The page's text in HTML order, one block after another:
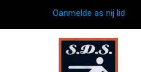
Oanmelde as nij lid